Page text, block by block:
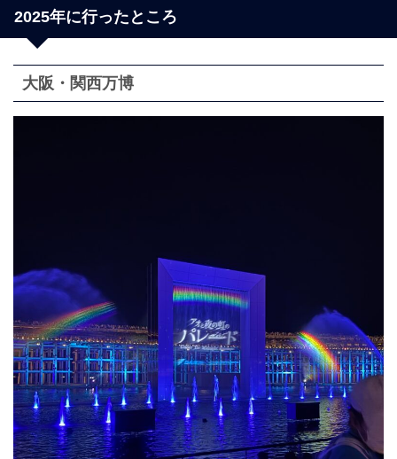
2025年に行ったところ
大阪・関西万博